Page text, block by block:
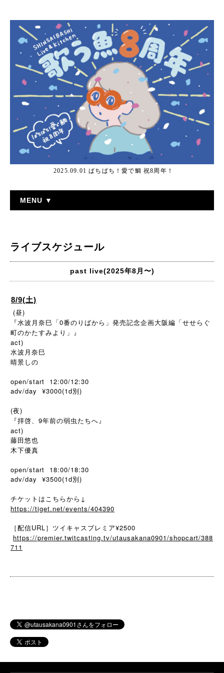
2025.09.01 ぱちぱち！愛で鯛 祝8周年！
MENU ▼
ライブスケジュール
past live(2025年8月〜)
8/9(土)
(昼)
『水波月奈巳「0番のりばから」発売記念企画大阪編「せせらぐ
町のかたすみより」』
act)
水波月奈巳
晴景しの
open/start 12:00/12:30
adv/day ¥3000(1d別)
(夜)
『拝啓、9年前の弱虫たちへ』
act)
藤田悠也
木下優真
open/start 18:00/18:30
adv/day ¥3500(1d別)
チケットはこちらから↓
https://tiget.net/events/404390
［配信URL］ツイキャスプレミア¥2500
https://premier.twitcasting.tv/utausakana0901/shopcart/388
711